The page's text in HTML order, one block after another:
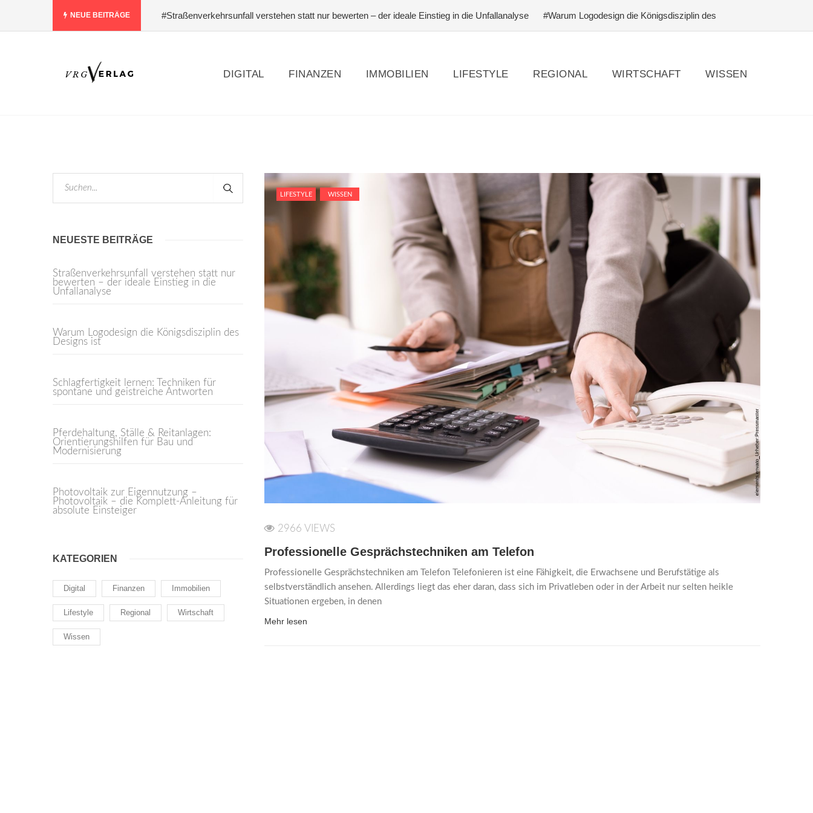
NEUE BEITRÄGE #Straßenverkehrsunfall verstehen statt nur bewerten – der ideale Einstieg in die Unfallanalyse
#Warum Logodesign die Königsdisziplin des
DIGITAL FINANZEN IMMOBILIEN LIFESTYLE REGIONAL WIRTSCHAFT WISSEN
NEUESTE BEITRÄGE
Straßenverkehrsunfall verstehen statt nur
bewerten – der ideale Einstieg in die
Unfallanalyse
Warum Logodesign die Königsdisziplin des
Designs ist
Schlagfertigkeit lernen: Techniken für
spontane und geistreiche Antworten
Pferdehaltung, Ställe & Reitanlagen:
Orientierungshilfen für Bau und
Modernisierung
Photovoltaik zur Eigennutzung –
Photovoltaik – die Komplett-Anleitung für
absolute Einsteiger
KATEGORIEN
Digital Finanzen Immobilien
Lifestyle Regional Wirtschaft
Wissen
LIFESTYLE WISSEN
2966 VIEWS
Professionelle Gesprächstechniken am Telefon
Professionelle Gesprächstechniken am Telefon Telefonieren ist eine Fähigkeit, die Erwachsene und Berufstätige als
selbstverständlich ansehen. Allerdings liegt das eher daran, dass sich im Privatleben oder in der Arbeit nur selten heikle
Situationen ergeben, in denen
Mehr lesen